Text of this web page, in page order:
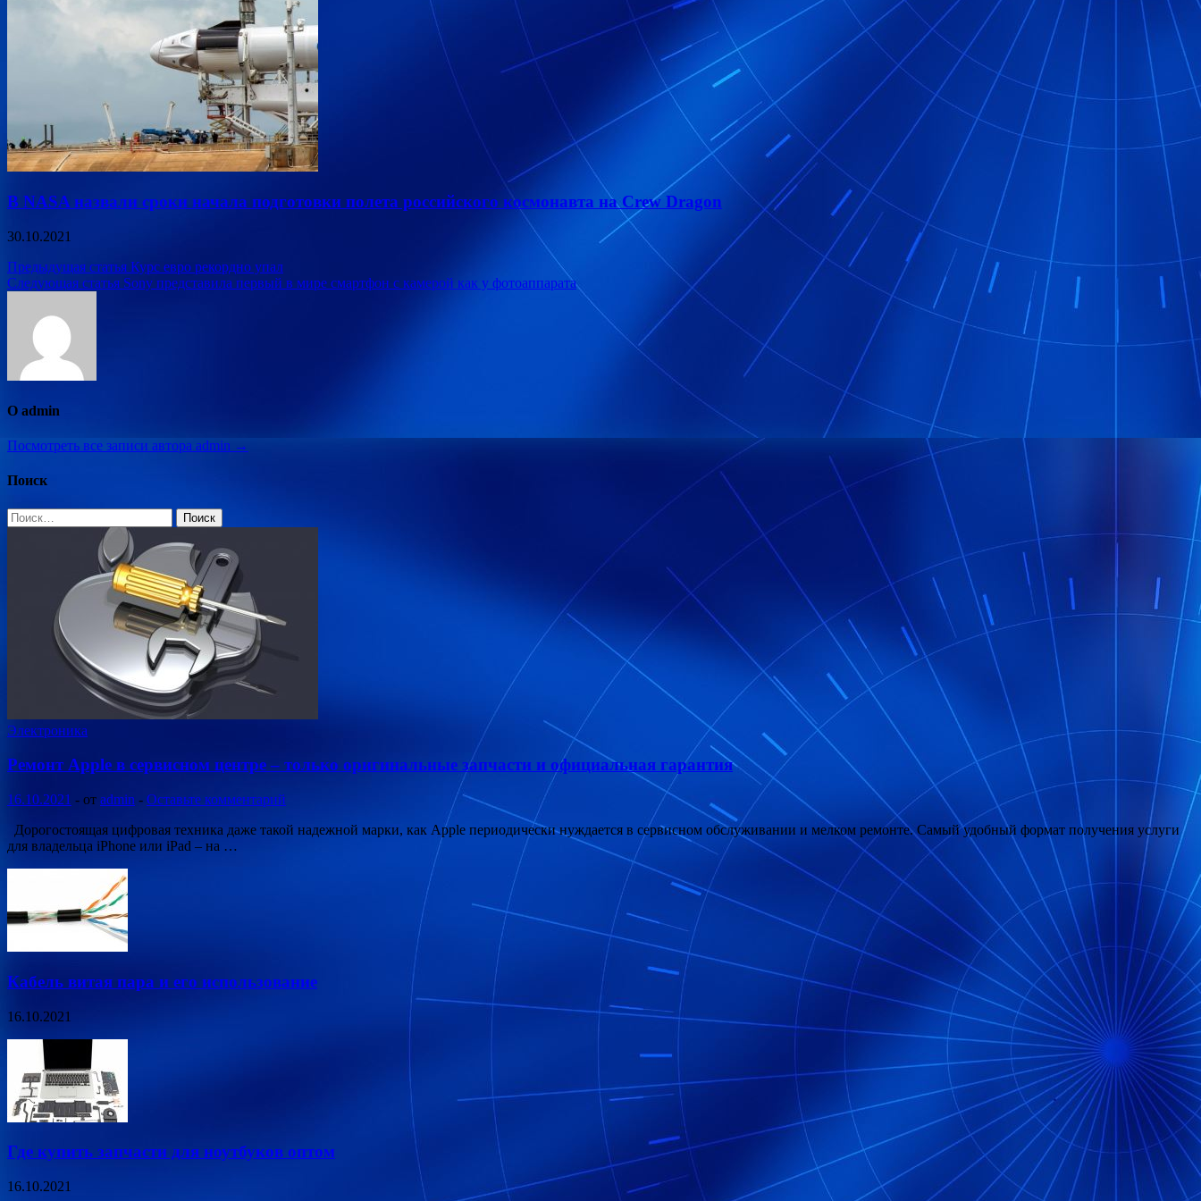
В NASA назвали сроки начала подготовки полета российского космонавта на Crew Dragon
30.10.2021
Навигация
по
записям
Предыдущая статья Курс евро рекордно упал
Следующая статья Sony представила первый в мире смартфон с камерой как у фотоаппарата
О admin
Посмотреть все записи автора admin →
Поиск
Найти:
Электроника
Ремонт Apple в сервисном центре – только оригинальные запчасти и официальная гарантия
16.10.2021 - от admin - Оставьте комментарий
Дорогостоящая цифровая техника даже такой надежной марки, как Apple периодически нуждается в сервисном обслуживании и мелком ремонте. Самый удобный формат получения услуги
для владельца iPhone или iPad – на …
Кабель витая пара и его использование
16.10.2021
Где купить запчасти для ноутбуков оптом
16.10.2021